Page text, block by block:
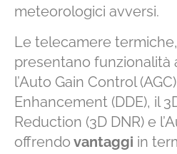
meteorologici avversi.
Le telecamere
presentano funzionalità
l’Auto Gain Control
Enhancement (DDE), il
Reduction (3D DNR) e
offrendo vantaggi in